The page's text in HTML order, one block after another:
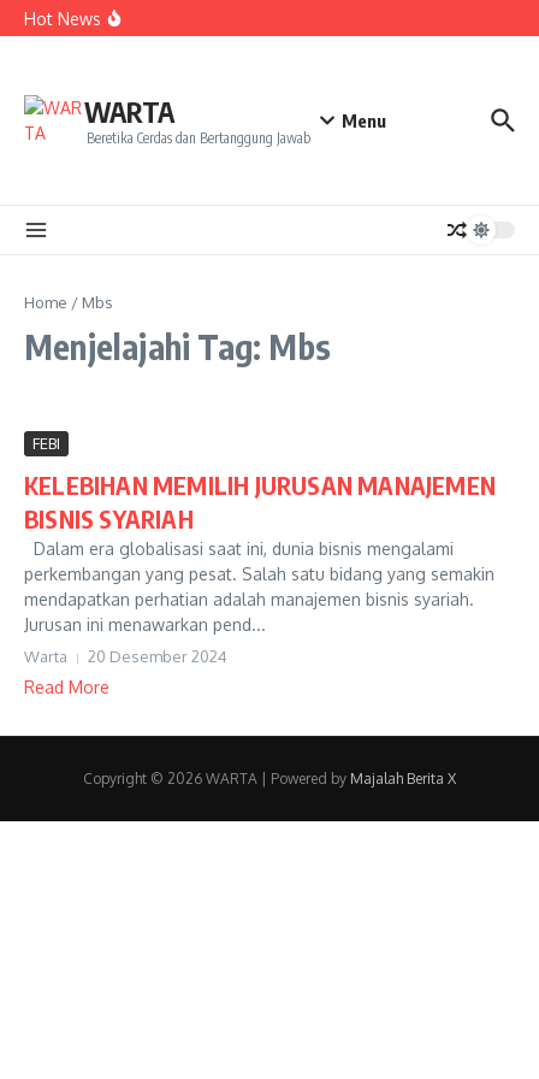
Lewati ke konten
Hot News
ke NCC 4 Bali
Sukseskan Kerja Bakti di Anjungan Melancar
WARTA
Beretika Cerdas dan Bertanggung Jawab
Menu
Home / Mbs
Menjelajahi Tag: Mbs
FEBI
KELEBIHAN MEMILIH JURUSAN MANAJEMEN
BISNIS SYARIAH
Dalam era globalisasi saat ini, dunia bisnis mengalami
perkembangan yang pesat. Salah satu bidang yang semakin
mendapatkan perhatian adalah manajemen bisnis syariah.
Jurusan ini menawarkan pend...
Warta 20 Desember 2024
Read More
Copyright © 2026 WARTA | Powered by Majalah Berita X